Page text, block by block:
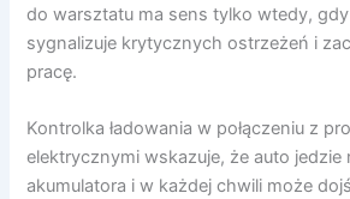
do warsztatu ma sens tylko wtedy,
sygnalizuje krytycznych ostrzeżeń i
pracę.
Kontrolka ładowania w połączeniu z
elektrycznymi wskazuje, że auto jedzie
akumulatora i w każdej chwili może